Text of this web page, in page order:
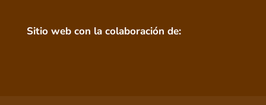
Sitio web con la colaboración de: